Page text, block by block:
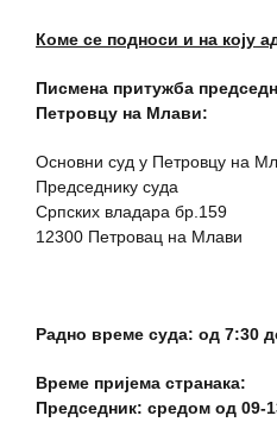
Коме се подноси и на коју
Писмена притужба
Петровцу на Млави:
Основни суд у Петровцу на
Председнику суда
Српских владара бр.159
12300 Петровац на Млави
Радно време суда: од 7:30
Време пријема странака:
Председник: средом од 09-